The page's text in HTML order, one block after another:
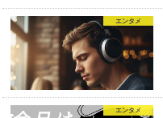
エンタメ
エンタメ